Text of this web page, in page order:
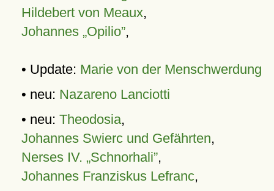
Hildebert von Meaux,
Johannes „Opilio”,
• Update: Marie von der Menschwerdung
• neu: Nazareno Lanciotti
• neu: Theodosia,
Johannes Swierc und Gefährten,
Nerses IV. „Schnorhali”,
Johannes Franziskus Lefranc,